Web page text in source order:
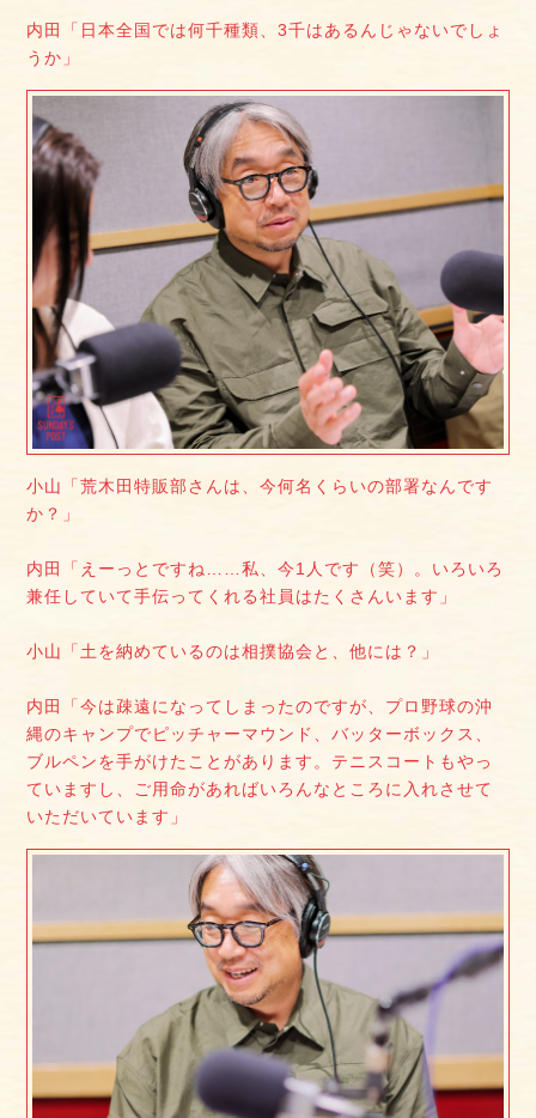
内田「日本全国では何千種類、3千はあるんじゃないでしょ
うか」
小山「荒木田特販部さんは、今何名くらいの部署なんです
か？」
内田「えーっとですね……私、今1人です（笑）。いろいろ
兼任していて手伝ってくれる社員はたくさんいます」
小山「土を納めているのは相撲協会と、他には？」
内田「今は疎遠になってしまったのですが、プロ野球の沖
縄のキャンプでピッチャーマウンド、バッターボックス、
ブルペンを手がけたことがあります。テニスコートもやっ
ていますし、ご用命があればいろんなところに入れさせて
いただいています」